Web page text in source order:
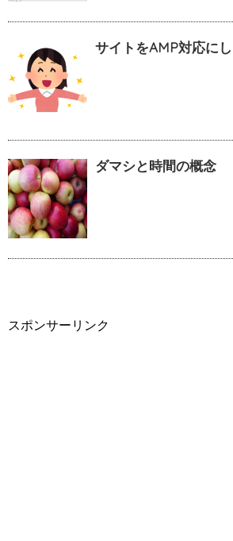
サイトをAMP対応に
ダマシと時間の概念
スポンサーリンク